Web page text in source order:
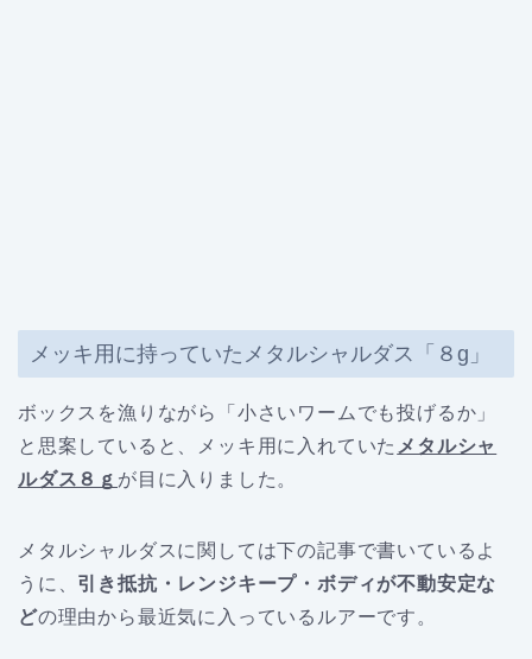
メッキ用に持っていたメタルシャルダス「８g」
ボックスを漁りながら「小さいワームでも投げるか」
と思案していると、メッキ用に入れていた メタルシャ
ルダス８ｇ が目に入りました。
メタルシャルダスに関しては下の記事で書いているよ
うに、 引き抵抗・レンジキープ・ボディが不動安定な
どの理由から最近気に入っているルアーです。